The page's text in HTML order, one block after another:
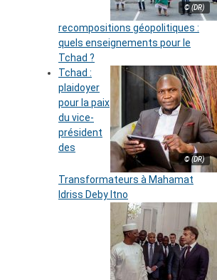
© (DR)
recompositions géopolitiques :
quels enseignements pour le
Tchad ?
© (DR)
Tchad :
plaidoyer
pour la paix
du vice-
président
des
Transformateurs à Mahamat
Idriss Deby Itno